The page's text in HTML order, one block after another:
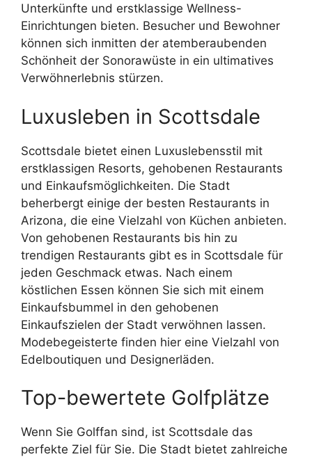
Unterkünfte und erstklassige Wellness-
Einrichtungen bieten. Besucher und Bewohner
können sich inmitten der atemberaubenden
Schönheit der Sonorawüste in ein ultimatives
Verwöhnerlebnis stürzen.
Luxusleben in Scottsdale
Scottsdale bietet einen Luxuslebensstil mit
erstklassigen Resorts, gehobenen Restaurants
und Einkaufsmöglichkeiten. Die Stadt
beherbergt einige der besten Restaurants in
Arizona, die eine Vielzahl von Küchen anbieten.
Von gehobenen Restaurants bis hin zu
trendigen Restaurants gibt es in Scottsdale für
jeden Geschmack etwas. Nach einem
köstlichen Essen können Sie sich mit einem
Einkaufsbummel in den gehobenen
Einkaufszielen der Stadt verwöhnen lassen.
Modebegeisterte finden hier eine Vielzahl von
Edelboutiquen und Designerläden.
Top-bewertete Golfplätze
Wenn Sie Golffan sind, ist Scottsdale das
perfekte Ziel für Sie. Die Stadt bietet zahlreiche